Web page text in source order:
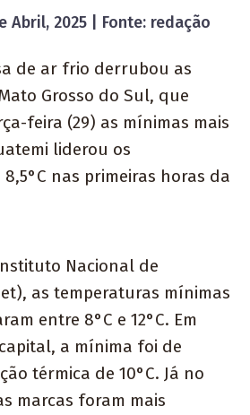
Abril, 2025 | Fonte: redação
de ar frio derrubou as
Grosso do Sul, que
feira (29) as mínimas mais
liderou os
nas primeiras horas da
Nacional de
as temperaturas mínimas
entre 8°C e 12°C. Em
a mínima foi de
térmica de 10°C. Já no
marcas foram mais